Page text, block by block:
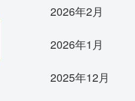
2026年2月
2026年1月
2025年12月